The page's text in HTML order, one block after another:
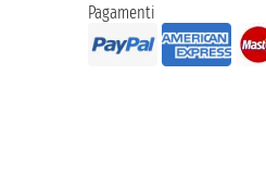
Pagamenti